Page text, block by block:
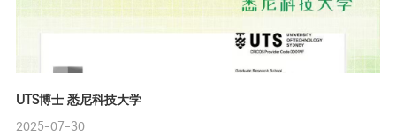
UTS博士 悉尼科技大学
2025-07-30